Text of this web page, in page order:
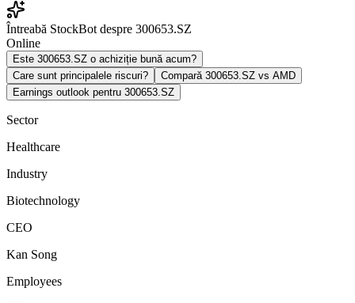
Întreabă StockBot despre 300653.SZ
Online
Este 300653.SZ o achiziție bună acum?
Care sunt principalele riscuri?
Compară 300653.SZ vs AMD
Earnings outlook pentru 300653.SZ
Sector
Healthcare
Industry
Biotechnology
CEO
Kan Song
Employees